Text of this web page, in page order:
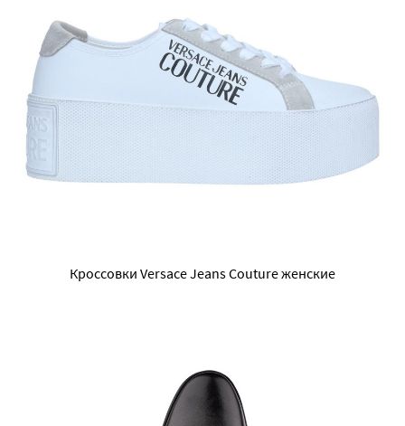
Кроссовки Versace Jeans Couture женские